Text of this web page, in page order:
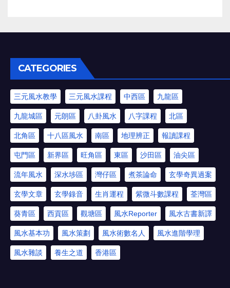
CATEGORIES
三元風水教學 三元風水課程 中西區 九龍區
九龍城區 元朗區 八卦風水 八字課程 北區
北角區 十八區風水 南區 地理辨正 報讀課程
屯門區 新界區 旺角區 東區 沙田區 油尖區
流年風水 深水埗區 灣仔區 煮茶論命 玄學奇異過案
玄學文章 玄學錄音 生肖運程 紫微斗數課程 荃灣區
葵青區 西貢區 觀塘區 風水Reporter 風水古書新譯
風水基本功 風水策劃 風水術數名人 風水進階學理
風水雜談 養生之道 香港區